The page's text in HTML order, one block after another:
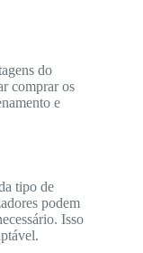
do
comprar os
e
tipo de
podem
Isso